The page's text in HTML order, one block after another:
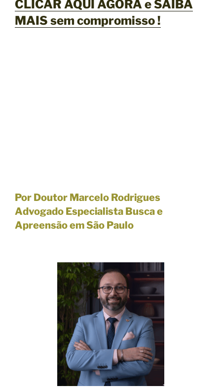
CLICAR AQUI AGORA e SAIBA
MAIS sem compromisso !
Por Doutor Marcelo Rodrigues
Advogado Especialista Busca e
Apreensão em São Paulo